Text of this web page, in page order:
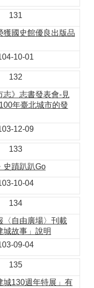
131
獲國史館優良出版品
10-01
132
志》志書發表會-見
年臺北城市的發
12-09
133
史蹟趴趴Go
10-04
134
〈自由廣場〉刊載
城故事」說明
09-04
135
城130週年特展」有